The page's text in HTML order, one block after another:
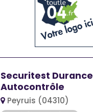
Securitest Durance
Autocontrôle
Peyruis (04310)